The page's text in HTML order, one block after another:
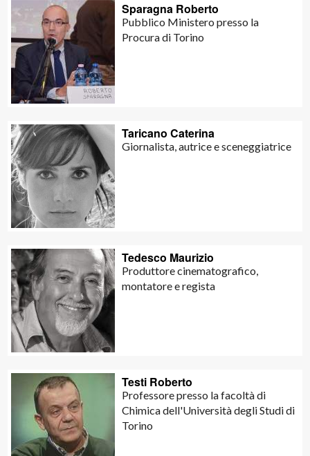
Sparagna Roberto
Pubblico Ministero presso la
Procura di Torino
Taricano Caterina
Giornalista, autrice e sceneggiatrice
Tedesco Maurizio
Produttore cinematografico,
montatore e regista
Testi Roberto
Professore presso la facoltà di
Chimica dell'Università degli Studi di
Torino